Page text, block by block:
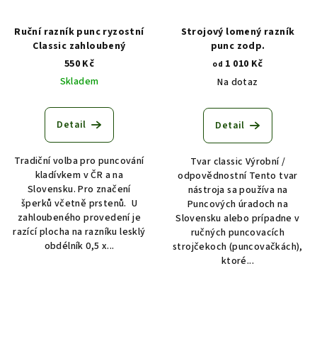
Ruční razník punc ryzostní
Classic zahloubený
550 Kč
Skladem
Detail
Tradiční volba pro puncování
kladívkem v ČR a na
Slovensku. Pro značení
šperků včetně prstenů. U
zahloubeného provedení je
razící plocha na razníku lesklý
obdélník 0,5 x...
Strojový lomený razník
punc zodp.
od 1 010 Kč
Na dotaz
Detail
Tvar classic Výrobní /
odpovědnostní Tento tvar
nástroja sa používa na
Puncových úradoch na
Slovensku alebo prípadne v
ručných puncovacích
strojčekoch (puncovačkách),
ktoré...